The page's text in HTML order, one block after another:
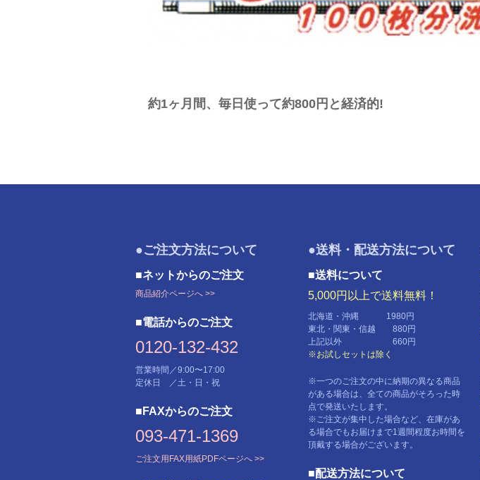
約1ヶ月間、毎日使って約800円と経済的!
●ご注文方法について
■ネットからのご注文
商品紹介ページへ >>
■電話からのご注文
0120-132-432
営業時間／9:00〜17:00
定休日 ／土・日・祝
■FAXからのご注文
093-471-1369
ご注文用FAX用紙PDFページへ >>
●送料・配送方法について
■送料について
5,000円以上で送料無料！
北海道・沖縄 1980円
東北・関東・信越 880円
上記以外 660円
※お試しセットは除く
※一つのご注文の中に納期の異なる商品
がある場合は、全ての商品がそろった時
点で発送いたします。
※ご注文が集中した場合など、在庫があ
る場合でもお届けまで1週間程度お時間を
頂戴する場合がございます。
■配送方法について